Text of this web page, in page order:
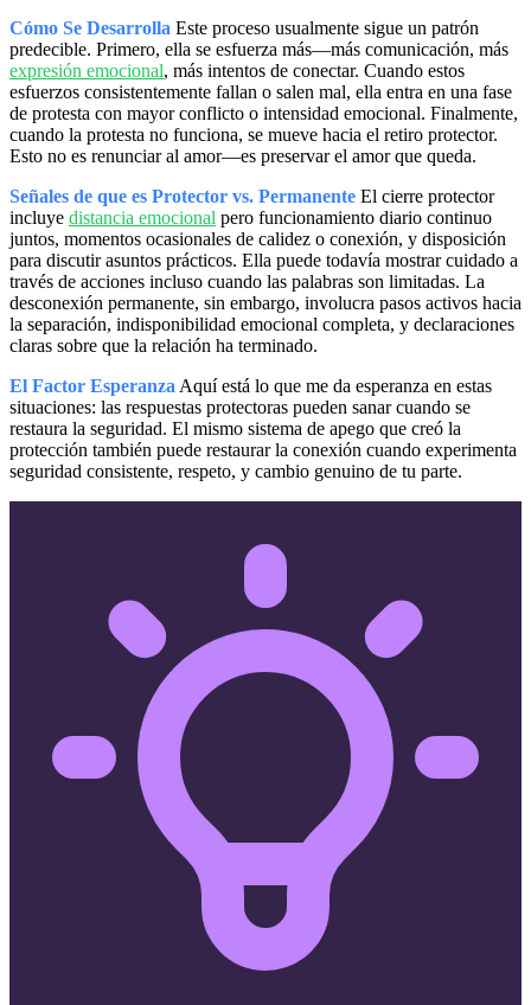
Cómo Se Desarrolla Este proceso usualmente sigue un patrón
predecible. Primero, ella se esfuerza más—más comunicación, más
expresión emocional, más intentos de conectar. Cuando estos
esfuerzos consistentemente fallan o salen mal, ella entra en una fase
de protesta con mayor conflicto o intensidad emocional. Finalmente,
cuando la protesta no funciona, se mueve hacia el retiro protector.
Esto no es renunciar al amor—es preservar el amor que queda.
Señales de que es Protector vs. Permanente El cierre protector
incluye distancia emocional pero funcionamiento diario continuo
juntos, momentos ocasionales de calidez o conexión, y disposición
para discutir asuntos prácticos. Ella puede todavía mostrar cuidado a
través de acciones incluso cuando las palabras son limitadas. La
desconexión permanente, sin embargo, involucra pasos activos hacia
la separación, indisponibilidad emocional completa, y declaraciones
claras sobre que la relación ha terminado.
El Factor EsperanzaAquí está lo que me da esperanza en estas
situaciones: las respuestas protectoras pueden sanar cuando se
restaura la seguridad. El mismo sistema de apego que creó la
protección también puede restaurar la conexión cuando experimenta
seguridad consistente, respeto, y cambio genuino de tu parte.